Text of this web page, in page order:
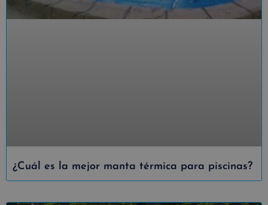
¿Cuál es la mejor manta térmica para piscinas?